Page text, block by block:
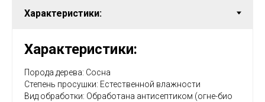
Характеристики:
Порода дерева: Сосна
Степень просушки: Естественной влажности
Вид обработки: Обработана антисептиком (огне-био